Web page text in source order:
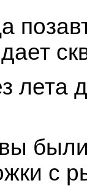
лета
с